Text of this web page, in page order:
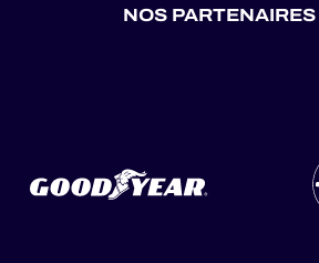
NOS PARTENAIRES